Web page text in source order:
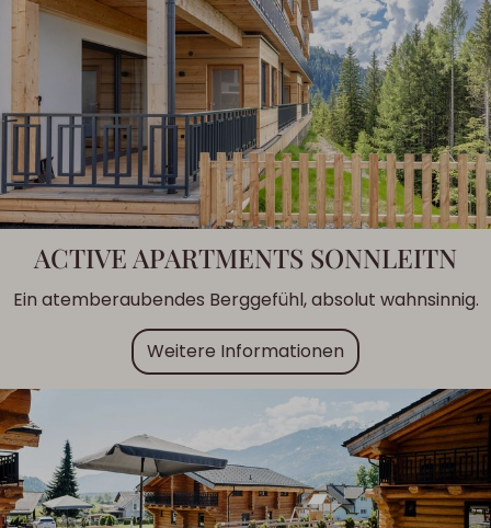
ACTIVE APARTMENTS SONNLEITN
Ein atemberaubendes Berggefühl, absolut wahnsinnig.
Weitere Informationen